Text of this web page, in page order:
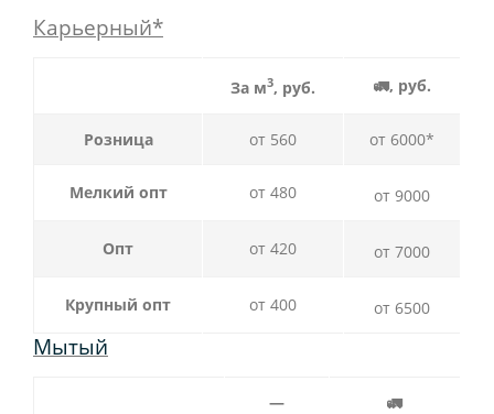
Карьерный*
За м3, руб. 🚛, руб.
Розница от 560 от 6000*
Мелкий опт от 480 от 9000
Опт от 420 от 7000
Крупный опт от 400 от 6500
Мытый
— 🚛